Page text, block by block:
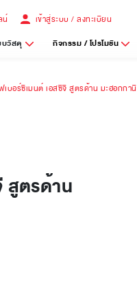
น์ เข้าสู่ระบบ / ลงทะเบียน
วัสดุ กิจกรรม / โปรโมชัน
เบอร์ซีเมนต์ เอสซีจี สูตรด้าน มะฮอกกานี
สูตรด้าน